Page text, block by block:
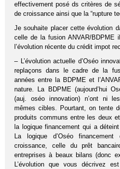
effectivement posé ds critères de
de croissance ainsi que la “rupture
Je souhaite placer cette évolution
celle de la fusion ANVAR/
l’évolution récente du crédit impot
– L’évolution actuelle d’Oséo
replaçons dans le cadre de la
années entre la BDPME et
nature. La BDPME (aujourd’hui
(auj. oséo innovation) n’ont ni
mêmes cibles. Pourtant, on tente
produits communs entre les deux
la logique financement qui a
La logique d’Oséo
croissance, celle du prêt
entreprises à beaux bilans (donc
L’évolution que vous décrivez